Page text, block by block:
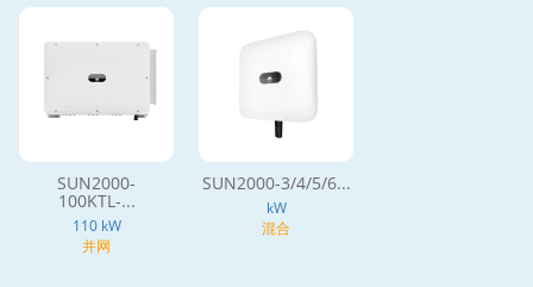
SUN2000-
100KTL-...
110 kW
并网
SUN2000-3/4/5/6...
kW
混合